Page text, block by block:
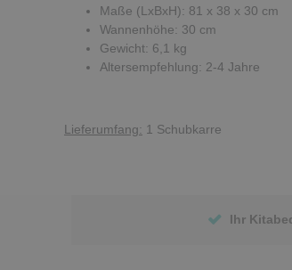
Maße (LxBxH): 81 x 38 x 30 cm
Wannenhöhe: 30 cm
Gewicht: 6,1 kg
Altersempfehlung: 2-4 Jahre
Lieferumfang: 1 Schubkarre
Ihr